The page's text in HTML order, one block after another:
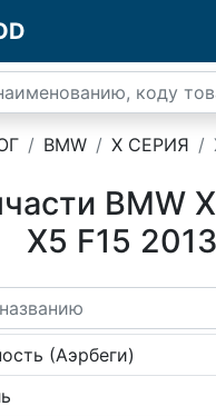
BMW X СЕРИЯ
BMW
X5 F15
(Аэрбеги)